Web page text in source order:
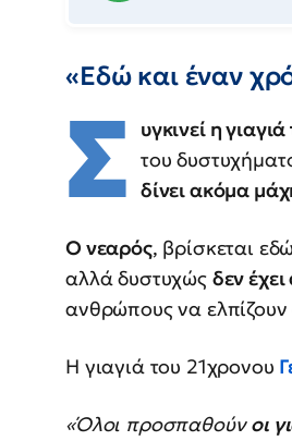
«Εδώ και έναν
Σ υγκινεί η γιαγιά
του
δίνει ακόμα
Ο νεαρός, βρίσκεται
αλλά δυστυχώς δεν
ανθρώπους να
Η γιαγιά του 21χρονου
«Όλοι προσπαθούνοι